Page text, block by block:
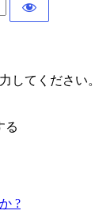
してください。
る
?